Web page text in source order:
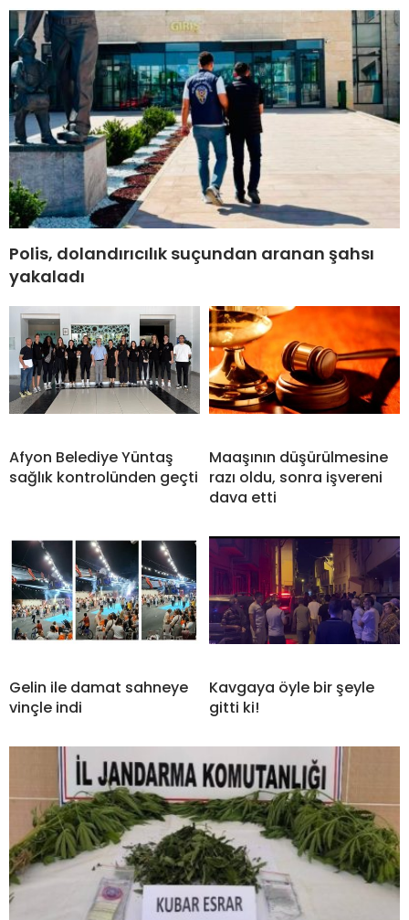
Polis, dolandırıcılık suçundan aranan şahsı
yakaladı
Afyon Belediye Yüntaş
sağlık kontrolünden geçti
Maaşının düşürülmesine
razı oldu, sonra işvereni
dava etti
Gelin ile damat sahneye
vinçle indi
Kavgaya öyle bir şeyle
gitti ki!